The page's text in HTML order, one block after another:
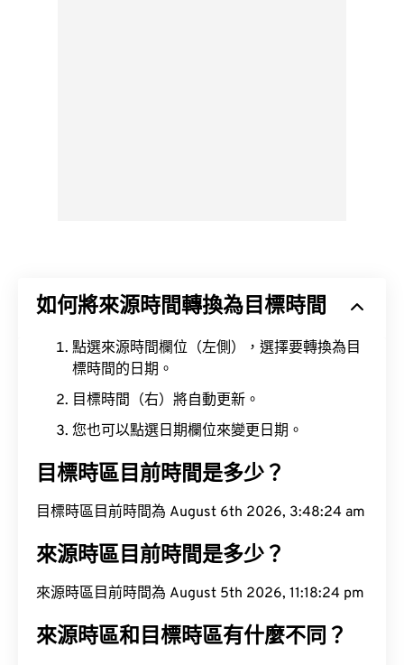
如何將來源時間轉換為目標時間
點選來源時間欄位（左側），選擇要轉換為目
標時間的日期。
目標時間（右）將自動更新。
您也可以點選日期欄位來變更日期。
目標時區目前時間是多少？
目標時區目前時間為 August 6th 2026, 3:48:25 am
來源時區目前時間是多少？
來源時區目前時間為 August 5th 2026, 11:18:25 pm
來源時區和目標時區有什麼不同？